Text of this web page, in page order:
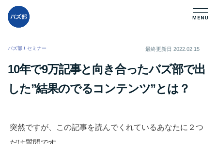
バズ部 / セミナー 最終更新日 2022.02.15
10年で9万記事と向き合ったバズ部で出
した”結果のでるコンテンツ”とは？
突然ですが、この記事を読んでくれているあなたに２つ